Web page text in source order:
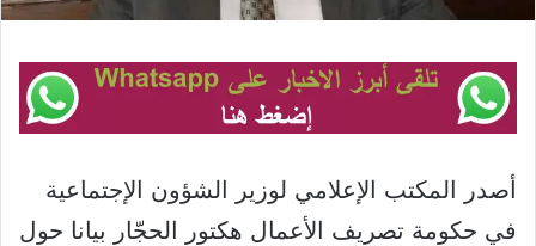
أصدر المكتب الإعلامي لوزير الشؤون الإجتماعية
في حكومة تصريف الأعمال هكتور الحجّار بيانا حول